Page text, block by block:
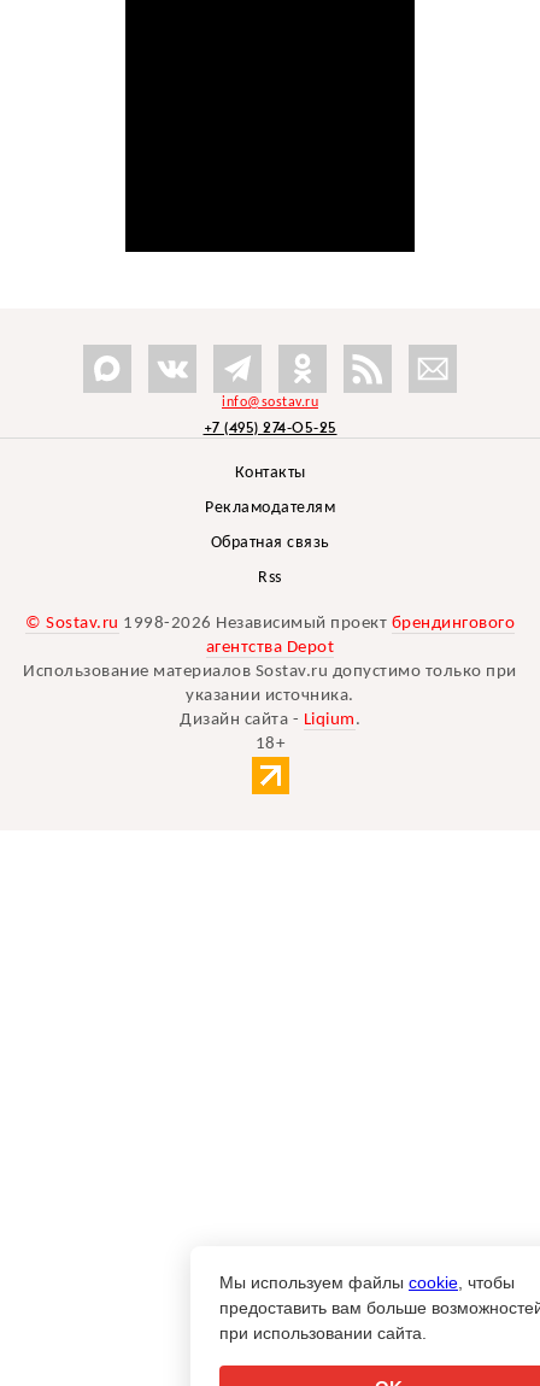
info@sostav.ru
+7 (495) 274-05-25
Контакты
Рекламодателям
Обратная связь
Rss
© Sostav.ru 1998-2026 Независимый проект брендингового
агентства Depot
Использование материалов Sostav.ru допустимо только при
указании источника.
Дизайн сайта - Liqium .
18+
Мы используем файлы cookie , чтобы
предоставить вам больше
при использовании сайта.